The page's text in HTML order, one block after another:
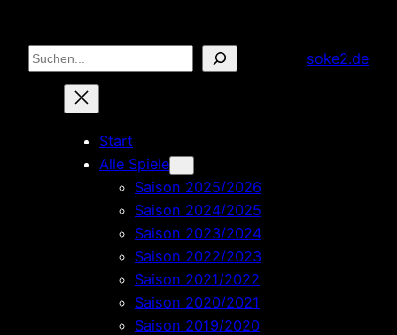
Inhalt
springen
Suchen soke2.de
Start
Alle Spiele
Saison 2025/2026
Saison 2024/2025
Saison 2023/2024
Saison 2022/2023
Saison 2021/2022
Saison 2020/2021
Saison 2019/2020